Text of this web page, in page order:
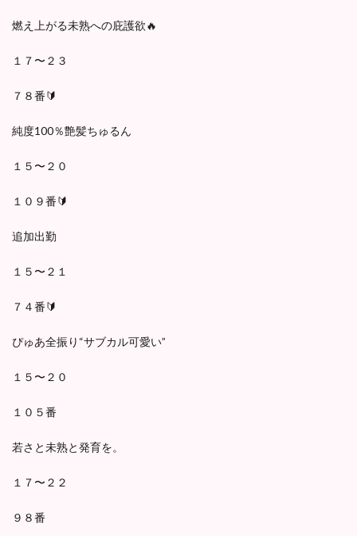
燃え上がる未熟への庇護欲🔥
１７〜２３
７８番🔰
純度100％艶髪ちゅるん
１５〜２０
１０９番🔰
追加出勤
１５〜２１
７４番🔰
ぴゅあ全振り“サブカル可愛い”
１５〜２０
１０５番
若さと未熟と発育を。
１７〜２２
９８番